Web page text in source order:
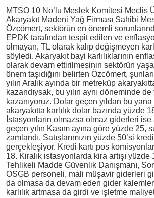
MTSO 10 No’lu Meslek Komitesi Meclis
Akaryakıt Madeni Yağ Firması Sahibi
Özcömert, sektörün en önemli
EPDK tarafından tespit edilen ve
olmayan, TL olarak kalıp değişmeyen
söyledi. Akaryakıt bayi karlılıklarının
olarak devam ettirilmesinin sektörün
önem taşıdığını belirten Özcömert,
yılın Aralık ayında bir metreküp
kazandıysak, bu yılın aynı döneminde
kazanıyoruz. Dolar geçen yıldan bu
akaryakıtta karlılık dolar bazında yüzde
İstasyonların olmazsa olmaz giderleri ise
geçen yılın Kasım ayına göre yüzde 25,
zamlandı. Satışlarımızın yüzde 50’si
gerçekleşiyor. Kredi kartı pos
18. Kiralık istasyonlarda kira artışı
Tehlikeli Madde Güvenlik Danışmanı,
OSGB personeli, mali müşavir giderleri
da olmasa da devam eden gider
karlılık artmasa da girdi ve işletme